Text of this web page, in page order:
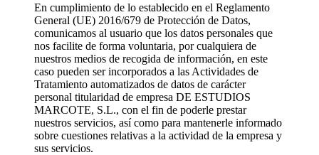
En cumplimiento de lo establecido en el Reglamento
General (UE) 2016/679 de Protección de Datos,
comunicamos al usuario que los datos personales que
nos facilite de forma voluntaria, por cualquiera de
nuestros medios de recogida de información, en este
caso pueden ser incorporados a las Actividades de
Tratamiento automatizados de datos de carácter
personal titularidad de empresa DE ESTUDIOS
MARCOTE, S.L., con el fin de poderle prestar
nuestros servicios, así como para mantenerle informado
sobre cuestiones relativas a la actividad de la empresa y
sus servicios.